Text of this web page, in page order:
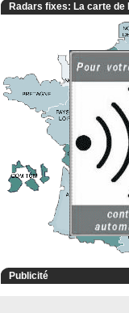
Radars fixes: La carte de
Publicité